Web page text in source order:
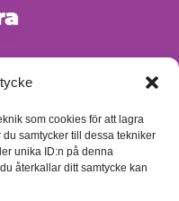
som cookies för att lagra
samtycker till dessa tekniker
unika ID:n på denna
återkallar ditt samtycke kan
ligger i Sibbo.